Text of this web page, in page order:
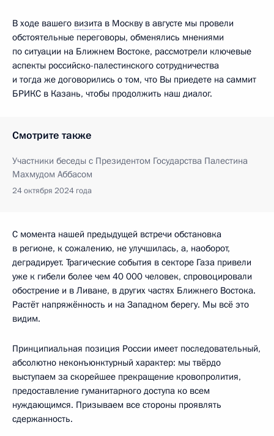
В ходе вашего визита в Москву в августе мы провели
обстоятельные переговоры, обменялись мнениями
по ситуации на Ближнем Востоке, рассмотрели ключевые
аспекты российско-палестинского сотрудничества
и тогда же договорились о том, что Вы приедете на саммит
БРИКС в Казань, чтобы продолжить наш диалог.
Смотрите также
Участники беседы с Президентом Государства Палестина
Махмудом Аббасом
24 октября 2024 года
С момента нашей предыдущей встречи обстановка
в регионе, к сожалению, не улучшилась, а, наоборот,
деградирует. Трагические события в секторе Газа привели
уже к гибели более чем 40 000 человек, спровоцировали
обострение и в Ливане, в других частях Ближнего Востока.
Растёт напряжённость и на Западном берегу. Мы всё это
видим.
Принципиальная позиция России имеет последовательный,
абсолютно неконъюнктурный характер: мы твёрдо
выступаем за скорейшее прекращение кровопролития,
предоставление гуманитарного доступа ко всем
нуждающимся. Призываем все стороны проявлять
сдержанность.